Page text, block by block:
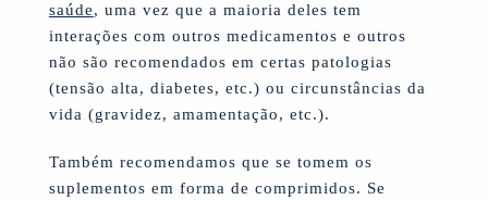
saúde, uma vez que a maioria deles tem
interações com outros medicamentos e outros
não são recomendados em certas patologias
(tensão alta, diabetes, etc.) ou circunstâncias da
vida (gravidez, amamentação, etc.).
Também recomendamos que se tomem os
suplementos em forma de comprimidos. Se